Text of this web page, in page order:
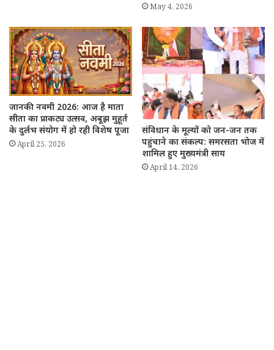
May 4, 2026
जानकी नवमी 2026: आज है माता
सीता का प्राकट्य उत्सव, अबूझ मुहूर्त
के दुर्लभ संयोग में हो रही विशेष पूजा
April 25, 2026
संविधान के मूल्यों को जन-जन तक
पहुंचाने का संकल्प: समरसता भोज में
शामिल हुए मुख्यमंत्री साय
April 14, 2026